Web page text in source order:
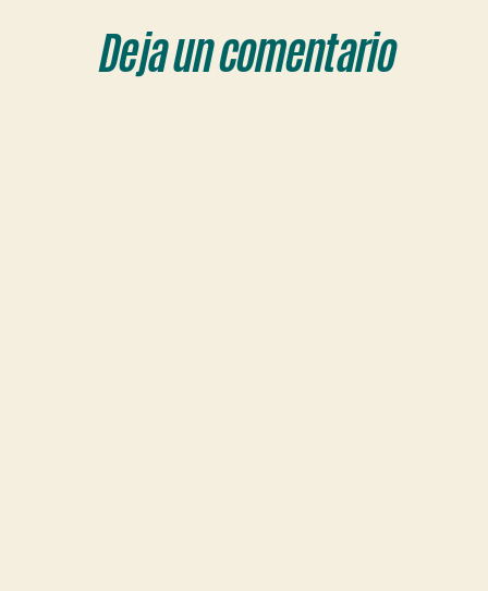
Deja un comentario